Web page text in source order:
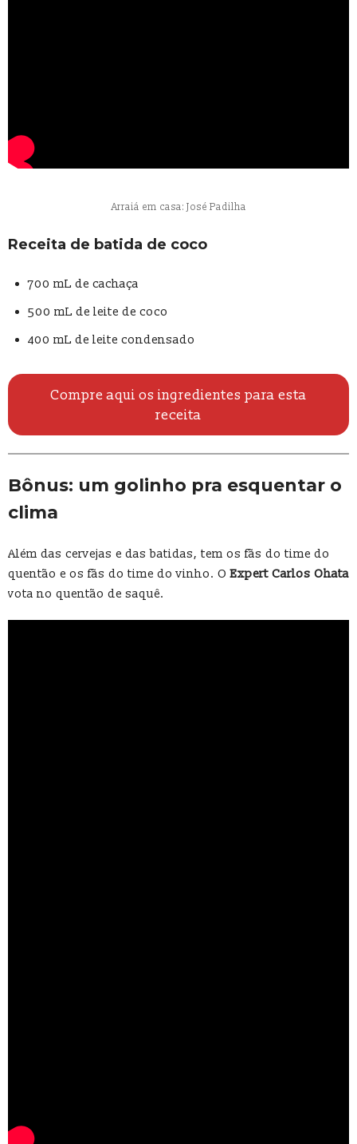
Arraiá em casa: José Padilha
Receita de batida de coco
700 mL de cachaça
500 mL de leite de coco
400 mL de leite condensado
Compre aqui os ingredientes para esta
receita
Bônus: um golinho pra esquentar o
clima
Além das cervejas e das batidas, tem os fãs do time do
quentão e os fãs do time do vinho. OExpert Carlos Ohata
vota no quentão de saquê.